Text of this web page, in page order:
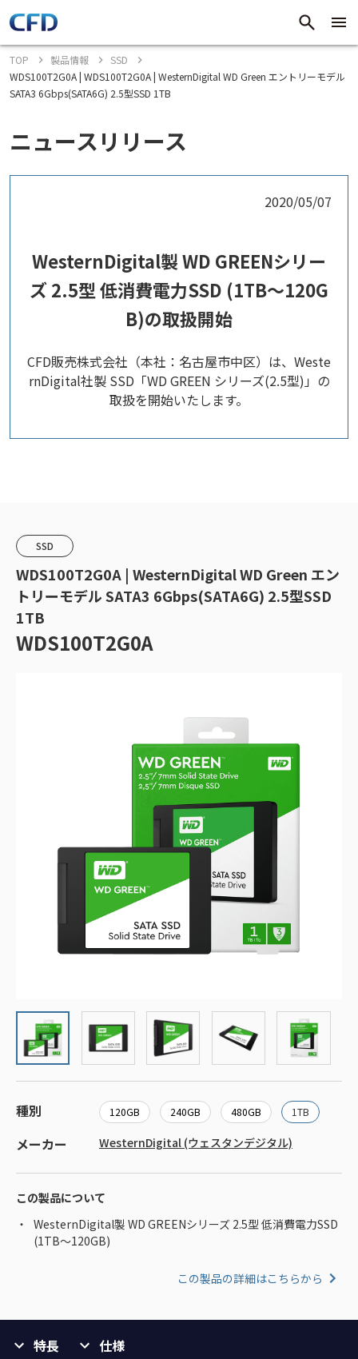
TOP 製品情報
SSD
WDS100T2G0A | WDS100T2G0A | WesternDigital WD Green エントリーモデル
SATA3 6Gbps(SATA6G) 2.5型SSD 1TB
ニュースリリース
2020/05/07
WesternDigital製 WD GREENシリー
ズ 2.5型 低消費電力SSD (1TB～120G
B)の取扱開始
CFD販売株式会社（本社：名古屋市中区）は、Weste
rnDigital社製 SSD「WD GREEN シリーズ(2.5型)」の
取扱を開始いたします。
SSD
WDS100T2G0A | WesternDigital WD Green エン
トリーモデル SATA3 6Gbps(SATA6G) 2.5型SSD
1TB
WDS100T2G0A
種別 120GB 240GB 480GB 1TB
メーカー WesternDigital (ウェスタンデジタル)
この製品について
WesternDigital製 WD GREENシリーズ 2.5型 低消費電力SSD
(1TB～120GB)
この製品の詳細はこちらから
特長 仕様